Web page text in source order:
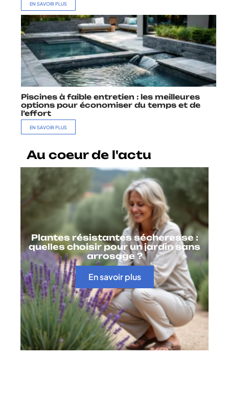
EN SAVOIR PLUS
Piscines à faible entretien : les meilleures
options pour économiser du temps et de
l’effort
EN SAVOIR PLUS
Au coeur de l'actu
Plantes résistantes sécheresse :
quelles choisir pour un jardin sans
arrosage ?
En savoir plus